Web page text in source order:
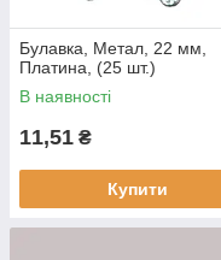
Булавка, Метал, 22 мм,
Платина, (25 шт.)
В наявності
11,51 ₴
Купити